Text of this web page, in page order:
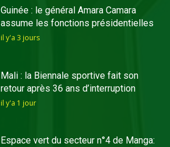
Guinée : le général Amara Camara
assume les fonctions présidentielles
il y'a 3 jours
Mali : la Biennale sportive fait son
retour après 36 ans d’interruption
il y'a 1 jour
Espace vert du secteur n°4 de Manga: